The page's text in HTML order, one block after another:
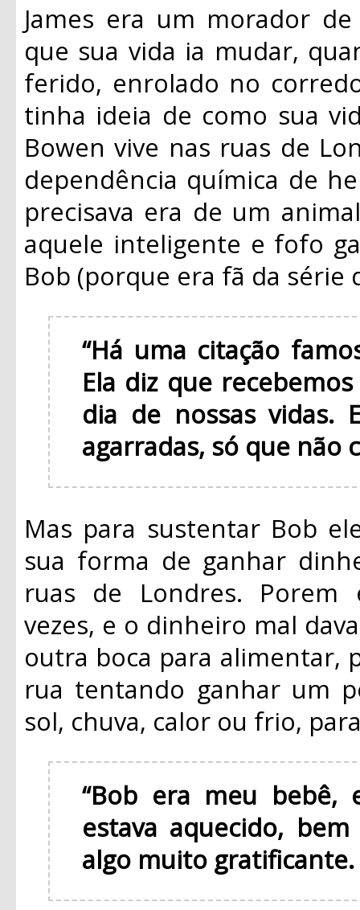
James era um morador
que sua vida ia mudar,
ferido, enrolado no
tinha ideia de como sua
Bowen vive nas ruas de
dependência química de
precisava era de um
aquele inteligente e fofo
Bob (porque era fã da série
“Há uma citação
Ela diz que
dia de nossas vidas.
agarradas, só que não
Mas para sustentar Bob
sua forma de ganhar
ruas de Londres. Porem
vezes, e o dinheiro mal
outra boca para alimentar,
rua tentando ganhar um
sol, chuva, calor ou frio,
“Bob era meu
estava aquecido,
algo muito gratificante.